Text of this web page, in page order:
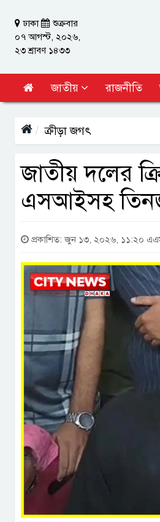
ঢাকা
শুক্রবার
০৭ আগস্ট, ২০২৬,
২৩ শ্রাবণ ১৪৩৩
জাতীয় রাজনীতি
ক্রীড়া জগৎ
জাতীয় দলের
এসআইসহ
প্রকাশিত: জুন ১৩, ২০২৬, ১১:২০